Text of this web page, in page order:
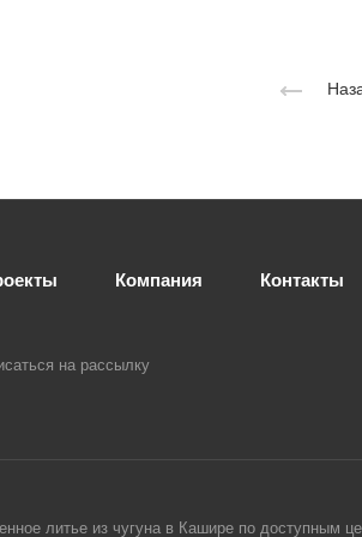
Компания Контакты
на рассылку
литье из чугуна в Кашире по доступным